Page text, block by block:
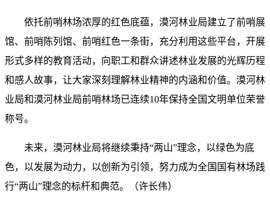
依托前哨林场浓厚的红色底蕴，漠河林业局建立了前哨展
馆、前哨陈列馆、前哨红色一条街，充分利用这些平台，开展
形式多样的教育活动，向职工和群众讲述林业发展的光辉历程
和感人故事，让大家深刻理解林业精神的内涵和价值。漠河林
业局和漠河林业局前哨林场已连续10年保持全国文明单位荣誉
称号。
未来，漠河林业局将继续秉持“两山”理念，以绿色为底
色，以发展为动力，以创新为引领，努力成为全国国有林场践
行“两山”理念的标杆和典范。（许长伟）